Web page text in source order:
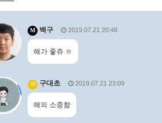
M 백구 2019.07.21 20:48
해가 좋쥬 ㅎ
23 구대초 2019.07.21 23:09
해의 소중함